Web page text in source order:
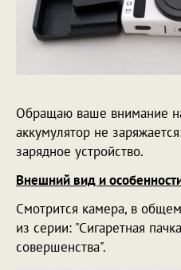
Обращаю ваше внимание
аккумулятор не
зарядное устройство.
Внешний вид и
Смотрится камера, в
из серии: "Сигаретная
совершенства".